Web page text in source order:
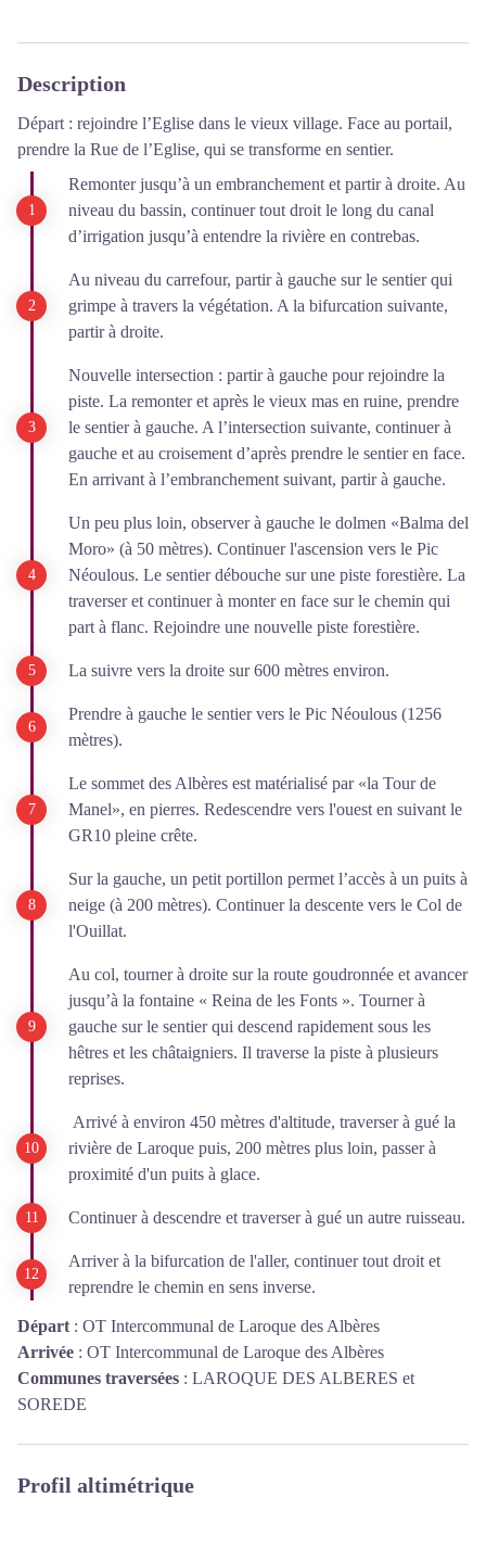
Description
Départ : rejoindre l’Eglise dans le vieux village. Face au portail,
prendre la Rue de l’Eglise, qui se transforme en sentier.
Remonter jusqu’à un embranchement et partir à droite. Au
niveau du bassin, continuer tout droit le long du canal
d’irrigation jusqu’à entendre la rivière en contrebas.
Au niveau du carrefour, partir à gauche sur le sentier qui
grimpe à travers la végétation. A la bifurcation suivante,
partir à droite.
Nouvelle intersection : partir à gauche pour rejoindre la
piste. La remonter et après le vieux mas en ruine, prendre
le sentier à gauche. A l’intersection suivante, continuer à
gauche et au croisement d’après prendre le sentier en face.
En arrivant à l’embranchement suivant, partir à gauche.
Un peu plus loin, observer à gauche le dolmen «Balma del
Moro» (à 50 mètres). Continuer l'ascension vers le Pic
Néoulous. Le sentier débouche sur une piste forestière. La
traverser et continuer à monter en face sur le chemin qui
part à flanc. Rejoindre une nouvelle piste forestière.
La suivre vers la droite sur 600 mètres environ.
Prendre à gauche le sentier vers le Pic Néoulous (1256
mètres).
Le sommet des Albères est matérialisé par «la Tour de
Manel», en pierres. Redescendre vers l'ouest en suivant le
GR10 pleine crête.
Sur la gauche, un petit portillon permet l’accès à un puits à
neige (à 200 mètres). Continuer la descente vers le Col de
l'Ouillat.
Au col, tourner à droite sur la route goudronnée et avancer
jusqu’à la fontaine « Reina de les Fonts ». Tourner à
gauche sur le sentier qui descend rapidement sous les
hêtres et les châtaigniers. Il traverse la piste à plusieurs
reprises.
Arrivé à environ 450 mètres d'altitude, traverser à gué la
rivière de Laroque puis, 200 mètres plus loin, passer à
proximité d'un puits à glace.
Continuer à descendre et traverser à gué un autre ruisseau.
Arriver à la bifurcation de l'aller, continuer tout droit et
reprendre le chemin en sens inverse.
Départ : OT Intercommunal de Laroque des Albères
Arrivée : OT Intercommunal de Laroque des Albères
Communes traversées : LAROQUE DES ALBERES et
SOREDE
Profil altimétrique